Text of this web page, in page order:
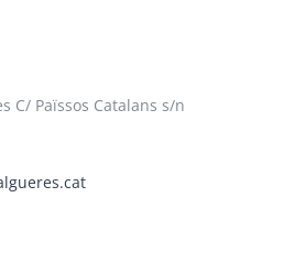
C/ Païssos Catalans s/n